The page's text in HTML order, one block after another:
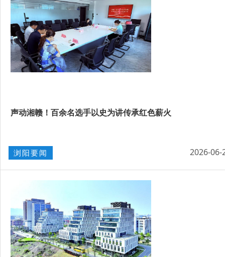
声动湘赣！百余名选手以史为讲传承红色薪火
浏阳要闻 2026-06-